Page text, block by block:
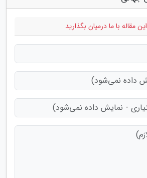
مقاله با ما درمیان بگذارید